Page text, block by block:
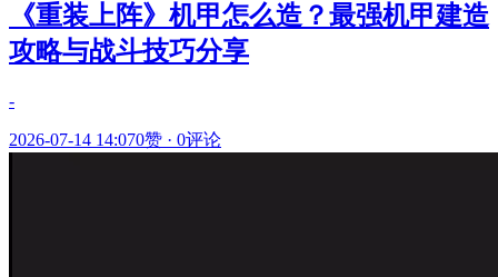
《重装上阵》机甲怎么造？最强机甲建造
攻略与战斗技巧分享
-
2026-07-14 14:070赞 · 0评论